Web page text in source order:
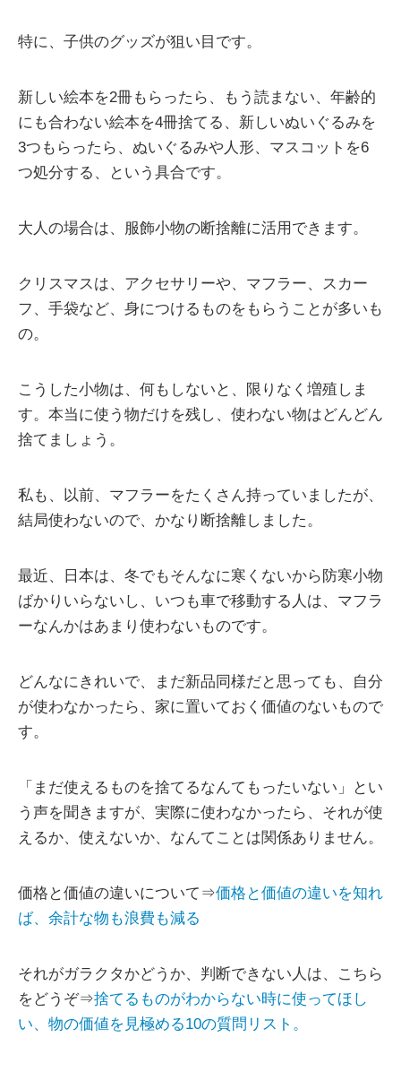
特に、子供のグッズが狙い目です。
新しい絵本を2冊もらったら、もう読まない、年齢的
にも合わない絵本を4冊捨てる、新しいぬいぐるみを
3つもらったら、ぬいぐるみや人形、マスコットを6
つ処分する、という具合です。
大人の場合は、服飾小物の断捨離に活用できます。
クリスマスは、アクセサリーや、マフラー、スカー
フ、手袋など、身につけるものをもらうことが多いも
の。
こうした小物は、何もしないと、限りなく増殖しま
す。本当に使う物だけを残し、使わない物はどんどん
捨てましょう。
私も、以前、マフラーをたくさん持っていましたが、
結局使わないので、かなり断捨離しました。
最近、日本は、冬でもそんなに寒くないから防寒小物
ばかりいらないし、いつも車で移動する人は、マフラ
ーなんかはあまり使わないものです。
どんなにきれいで、まだ新品同様だと思っても、自分
が使わなかったら、家に置いておく価値のないもので
す。
「まだ使えるものを捨てるなんてもったいない」とい
う声を聞きますが、実際に使わなかったら、それが使
えるか、使えないか、なんてことは関係ありません。
価格と価値の違いについて⇒価格と価値の違いを知れ
ば、余計な物も浪費も減る
それがガラクタかどうか、判断できない人は、こちら
をどうぞ⇒捨てるものがわからない時に使ってほし
い、物の価値を見極める10の質問リスト。